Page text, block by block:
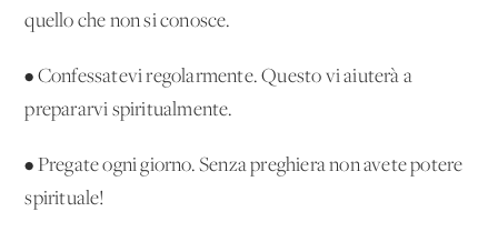
quello che non si conosce.
• Confessatevi regolarmente. Questo vi aiuterà a
prepararvi spiritualmente.
• Pregate ogni giorno. Senza preghiera non avete potere
spirituale!